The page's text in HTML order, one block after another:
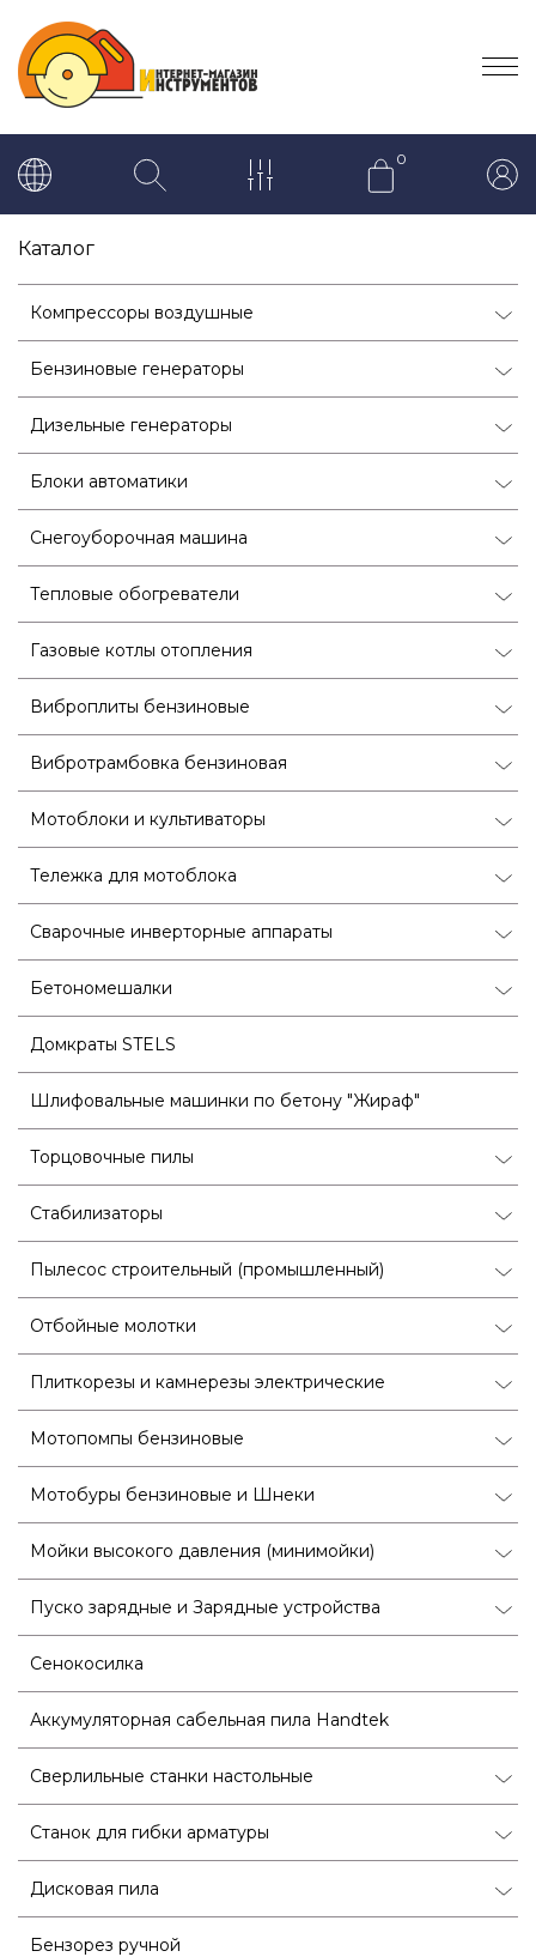
0
Каталог
Компрессоры воздушные
Бензиновые генераторы
Дизельные генераторы
Блоки автоматики
Снегоуборочная машина
Тепловые обогреватели
Газовые котлы отопления
Виброплиты бензиновые
Вибротрамбовка бензиновая
Мотоблоки и культиваторы
Тележка для мотоблока
Сварочные инверторные аппараты
Бетономешалки
Домкраты STELS
Шлифовальные машинки по бетону "Жираф"
Торцовочные пилы
Стабилизаторы
Пылесос строительный (промышленный)
Отбойные молотки
Плиткорезы и камнерезы электрические
Мотопомпы бензиновые
Мотобуры бензиновые и Шнеки
Мойки высокого давления (минимойки)
Пуско зарядные и Зарядные устройства
Сенокосилка
Аккумуляторная сабельная пила Handtek
Сверлильные станки настольные
Станок для гибки арматуры
Дисковая пила
Бензорез ручной